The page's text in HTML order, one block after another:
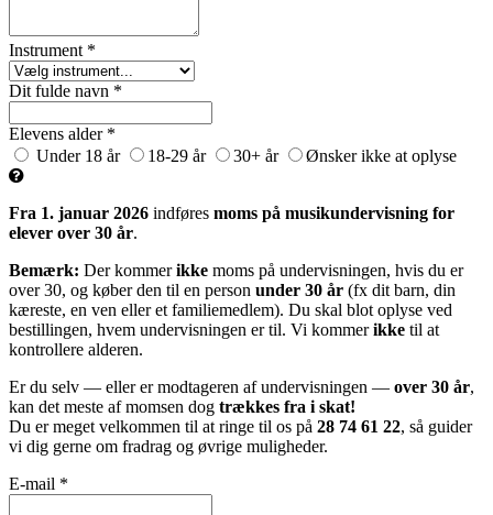
Instrument *
Dit fulde navn *
Elevens alder *
Under 18 år
18-29 år 30+ år Ønsker ikke at oplyse
Fra 1. januar 2026 indføres moms på musikundervisning for
elever over 30 år.
Bemærk: Der kommerikke moms på undervisningen, hvis du er
over 30, og køber den til en person under 30 år (fx dit barn, din
kæreste, en ven eller et familiemedlem). Du skal blot oplyse ved
bestillingen, hvem undervisningen er til. Vi kommerikke til at
kontrollere alderen.
Er du selv — eller er modtageren af undervisningen — over 30 år,
kan det meste af momsen dog trækkes fra i skat!
Du er meget velkommen til at ringe til os på 28 74 61 22, så guider
vi dig gerne om fradrag og øvrige muligheder.
E-mail *